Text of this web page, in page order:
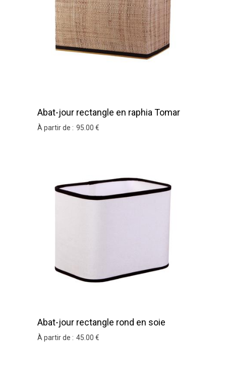
Abat-jour rectangle en raphia Tomar
À partir de : 95 .00 €
Abat-jour rectangle rond en soie
Zonza
À partir de : 45 .00 €